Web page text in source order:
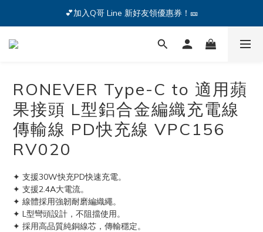
🔥iPhone 17 全系列熱銷中🔥點我購買 — !
💕加入Q哥 Line 新好友領優惠券！🎫
🔥iPhone 17 全系列熱銷中🔥點我購買 — !
RONEVER Type-C to 適用蘋
果接頭 L型鋁合金編織充電線
傳輸線 PD快充線 VPC156
RV020
✦ 支援30W快充PD快速充電。
✦ 支援2.4A大電流。
✦ 線體採用強韌耐磨編織繩。
✦ L型彎頭設計，不阻擋使用。
✦ 採用高品質純銅線芯，傳輸穩定。